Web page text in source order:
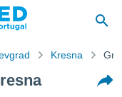
Kresna